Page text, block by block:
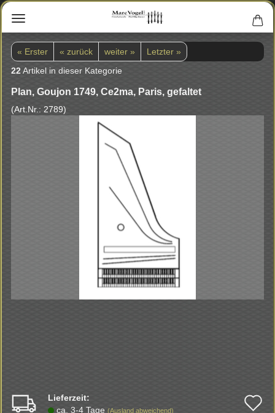
« Erster « zurück weiter »
Letzter »
22 Artikel in dieser Kategorie
Plan, Gou­jon 1749, Ce2ma, Paris, ge­fal­tet
(Art.Nr.: 2789)
Lieferzeit:
ca. 3-4 Tage (Ausland abweichend)